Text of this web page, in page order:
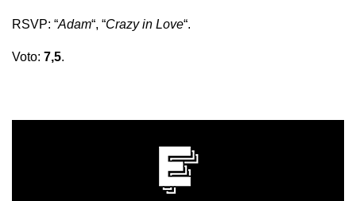
RSVP: “Adam“, “Crazy in Love“.
Voto: 7,5.